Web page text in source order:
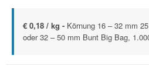
€ 0,18 / kg - Körnung 16 – 32 mm
oder 32 – 50 mm Bunt Big Bag,